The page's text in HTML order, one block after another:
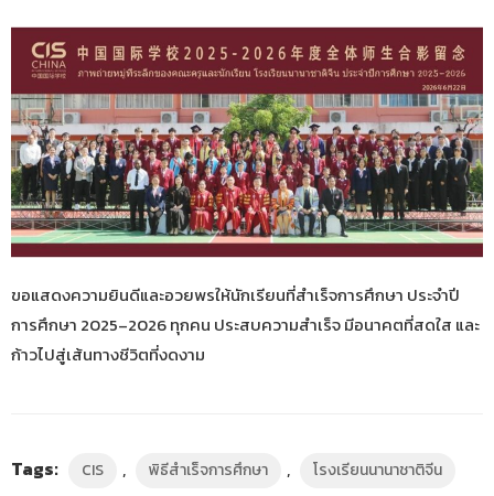
ขอแสดงความยินดีและอวยพรให้นักเรียนที่สำเร็จการศึกษา ประจำปี
การศึกษา 2025–2026 ทุกคน ประสบความสำเร็จ มีอนาคตที่สดใส และ
ก้าวไปสู่เส้นทางชีวิตที่งดงาม
Tags: CIS , พิธีสำเร็จการศึกษา , โรงเรียนนานาชาติจีน